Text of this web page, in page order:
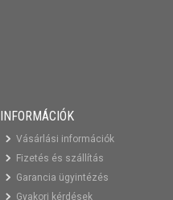
INFORMÁCIÓK
Vásárlási információk
Fizetés és szállítás
Garancia ügyintézés
Gyakori kérdések